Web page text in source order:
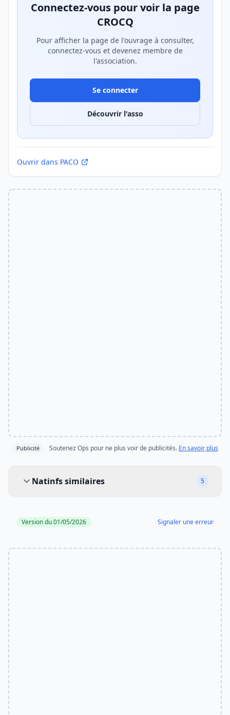
Connectez-vous pour voir la page
CROCQ
Pour afficher la page de l'ouvrage à consulter,
connectez-vous et devenez membre de
l'association.
Se connecter
Découvrir l'asso
Ouvrir dans PACO
Publicité Soutenez Ops pour ne plus voir de publicités. En savoir plus
Natinfs similaires
5
Version du 01/05/2026 Signaler une erreur